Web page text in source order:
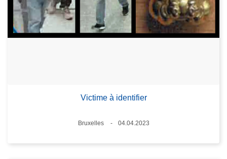
Victime à identifier
Lieux
Bruxelles
04.04.2023